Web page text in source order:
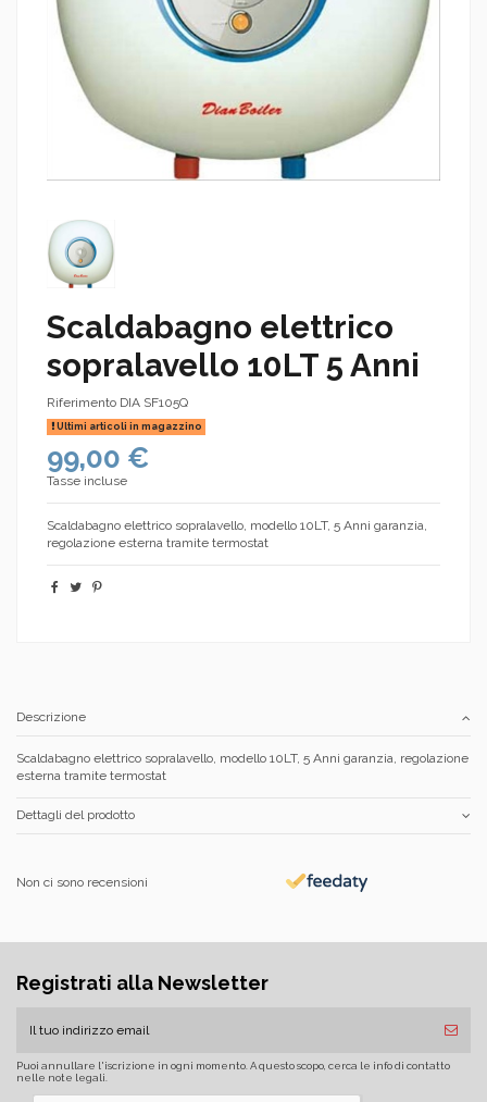
Scaldabagno elettrico
sopralavello 10LT 5 Anni
Riferimento DIA SF105Q
Ultimi articoli in magazzino
99,00 €
Tasse incluse
Scaldabagno elettrico sopralavello, modello 10LT, 5 Anni garanzia,
regolazione esterna tramite termostat
Descrizione
Scaldabagno elettrico sopralavello, modello 10LT, 5 Anni garanzia, regolazione
esterna tramite termostat
Dettagli del prodotto
Non ci sono recensioni
Registrati alla Newsletter
Puoi annullare l'iscrizione in ogni momento. A questo scopo, cerca le info di contatto
nelle note legali.